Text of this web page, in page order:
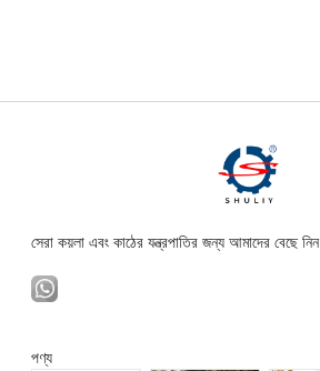
সেরা কয়লা এবং কাঠের যন্ত্রপাতির জন্য আমাদের বেছে নিন
পণ্য